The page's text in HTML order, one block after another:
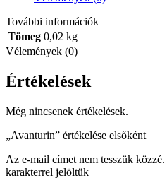
További információk
Tömeg 0,02 kg
Vélemények (0)
Értékelések
Még nincsenek értékelések.
„Avanturin” értékelése elsőként
Az e-mail címet nem tesszük közzé.
karakterrel jelöltük